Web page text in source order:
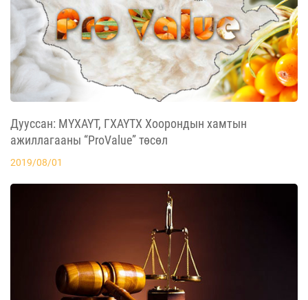
Дууссан: МҮХАҮТ, ГХАҮТХ Хоорондын хамтын
ажиллагааны “ProValue” төсөл
2019/08/01